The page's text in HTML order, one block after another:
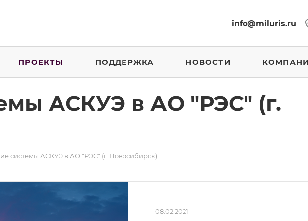
info@miluris.ru
ПРОЕКТЫ ПОДДЕРЖКА НОВОСТИ
АСКУЭ в АО "РЭС" (г.
системы АСКУЭ в АО "РЭС" (г. Новосибирск)
08.02.2021